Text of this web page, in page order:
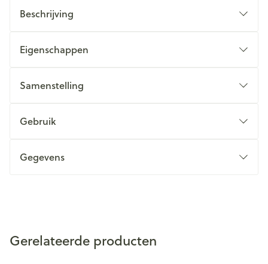
Beschrijving
Eigenschappen
Samenstelling
Gebruik
Gegevens
Gerelateerde producten